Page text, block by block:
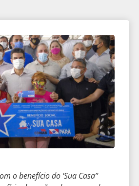
o benefício do ‘Sua Casa”